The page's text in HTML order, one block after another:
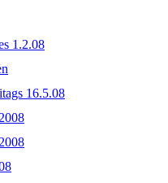
1.2.08
16.5.08